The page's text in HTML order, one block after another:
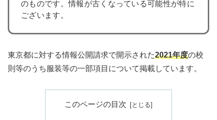
のものです。情報が古くなっている可能性が特に
ございます。
東京都に対する情報公開請求で開示された2021年度の校
則等のうち服装等の一部項目について掲載しています。
このページの目次